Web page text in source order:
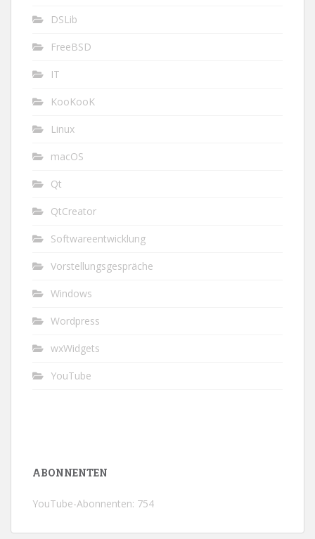
DSLib
FreeBSD
IT
KooKooK
Linux
macOS
Qt
QtCreator
Softwareentwicklung
Vorstellungsgespräche
Windows
Wordpress
wxWidgets
YouTube
ABONNENTEN
YouTube-Abonnenten: 754